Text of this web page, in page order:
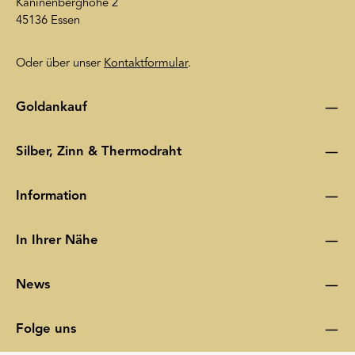
Kaninenberghöhe 2
45136 Essen
Oder über unser Kontaktformular.
Goldankauf
Silber, Zinn & Thermodraht
Information
In Ihrer Nähe
News
Folge uns